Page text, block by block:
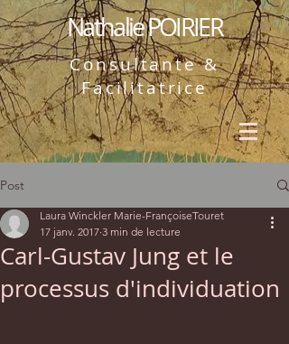
Nathalie POIRIER
Consultante &
Facilitatrice
Post
Carl-Gustav Jung et le
processus d'individuation
Laura Winckler Marie-FrançoiseTouret
17 janv. 2017 3 min de lecture